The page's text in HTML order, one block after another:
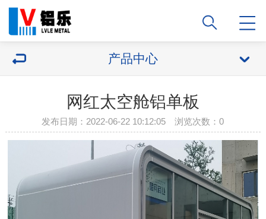
产品中心
网红太空舱铝单板
发布日期：2022-06-22 10:12:05 浏览次数：0